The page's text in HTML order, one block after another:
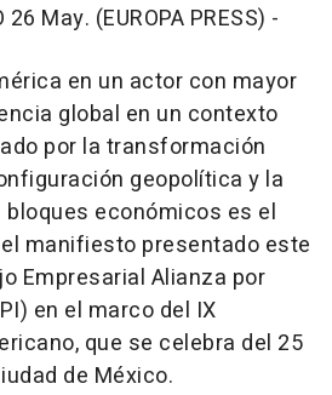
26 May. (EUROPA PRESS) -
en un actor con mayor
global en un contexto
por la transformación
geopolítica y la
económicos es el
manifiesto presentado este
Empresarial Alianza por
en el marco del IX
que se celebra del 25
de México.